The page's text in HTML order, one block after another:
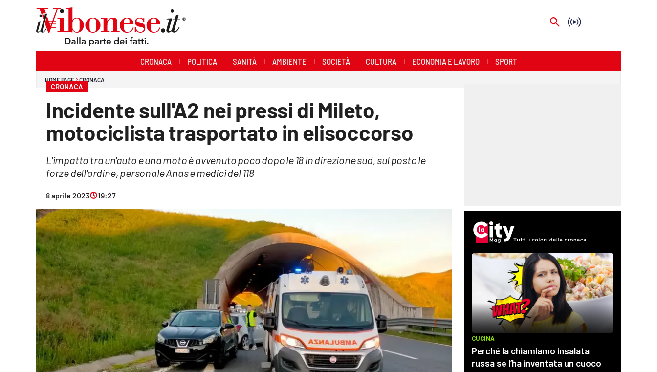
Lac Network
CRONACA POLITICA SANITÀ AMBIENTE SOCIETÀ CULTURA ECONOMIA E LAVORO SPORT
HOME PAGE CRONACA
CRONACA
Incidente sull'A2 nei pressi di Mileto,
motociclista trasportato in elisoccorso
L'impatto tra un'auto e una moto è avvenuto poco dopo le 18 in direzione sud, sul posto le
forze dell'ordine, personale Anas e medici del 118
8 aprile 2023 19:27